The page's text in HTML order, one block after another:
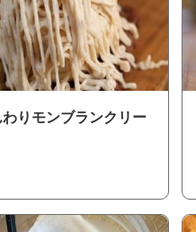
りモンブランクリー